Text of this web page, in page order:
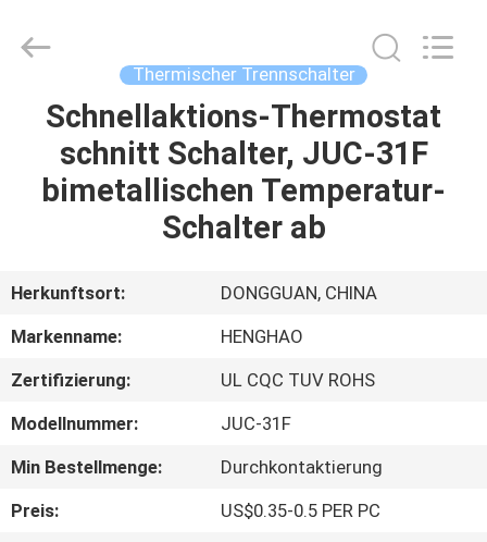
STARTSEITE
PRODUKTE
SHOW
UNS
FABRIK
TOUR
Electric
Reserved.
Thermischer Trennschalter
Schnellaktions-Thermostat
schnitt Schalter, JUC-31F
bimetallischen Temperatur-
Schalter ab
Herkunftsort:
DONGGUAN, CHINA
Markenname:
HENGHAO
Zertifizierung:
UL CQC TUV ROHS
Modellnummer:
JUC-31F
Min Bestellmenge:
Durchkontaktierung
Preis:
US$0.35-0.5 PER PC